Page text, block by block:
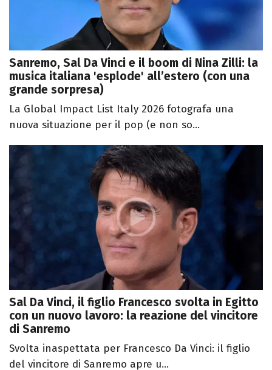
Sanremo, Sal Da Vinci e il boom di Nina Zilli: la
musica italiana 'esplode' all’estero (con una
grande sorpresa)
La Global Impact List Italy 2026 fotografa una
nuova situazione per il pop (e non so...
Sal Da Vinci, il figlio Francesco svolta in Egitto
con un nuovo lavoro: la reazione del vincitore
di Sanremo
Svolta inaspettata per Francesco Da Vinci: il figlio
del vincitore di Sanremo apre u...